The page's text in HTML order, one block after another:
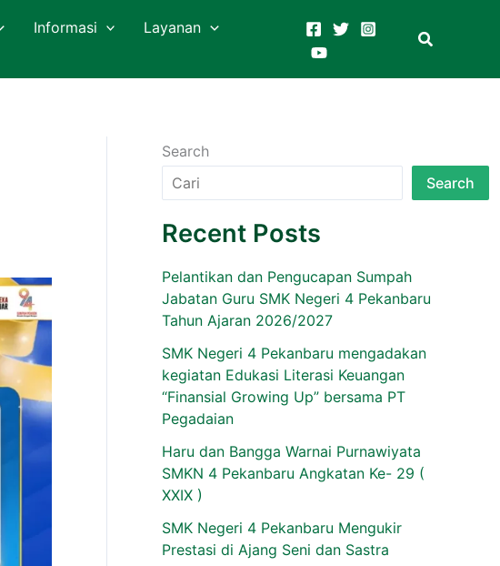
Informasi
Layanan
Search
Search
Recent Posts
Pelantikan dan Pengucapan Sumpah
Jabatan Guru SMK Negeri 4 Pekanbaru
Tahun Ajaran 2026/2027
SMK Negeri 4 Pekanbaru mengadakan
kegiatan Edukasi Literasi Keuangan
“Finansial Growing Up” bersama PT
Pegadaian
Haru dan Bangga Warnai Purnawiyata
SMKN 4 Pekanbaru Angkatan Ke- 29 (
XXIX )
SMK Negeri 4 Pekanbaru Mengukir
Prestasi di Ajang Seni dan Sastra